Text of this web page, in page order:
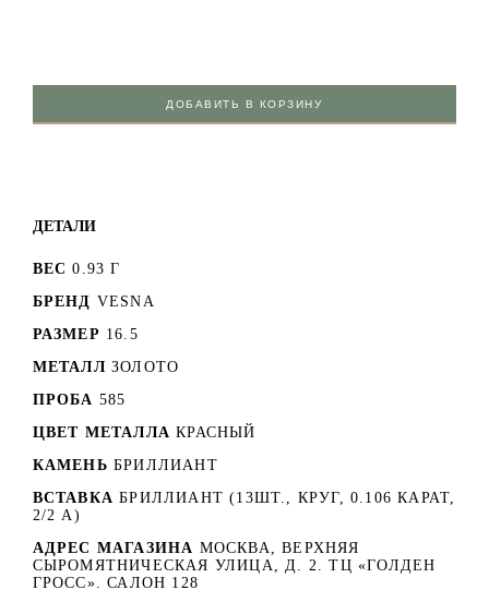
ДОБАВИТЬ В КОРЗИНУ
ДЕТАЛИ
ВЕС 0.93 Г
БРЕНД VESNA
РАЗМЕР 16.5
МЕТАЛЛ ЗОЛОТО
ПРОБА 585
ЦВЕТ МЕТАЛЛА КРАСНЫЙ
КАМЕНЬ БРИЛЛИАНТ
ВСТАВКА БРИЛЛИАНТ (13ШТ., КРУГ, 0.106 КАРАТ,
2/2 А)
АДРЕС МАГАЗИНА МОСКВА, ВЕРХНЯЯ
СЫРОМЯТНИЧЕСКАЯ УЛИЦА, Д. 2. ТЦ «ГОЛДЕН
ГРОСС». САЛОН 128